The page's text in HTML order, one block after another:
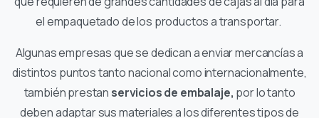
el empaquetado de los productos a transportar.
Algunas empresas que se dedican a enviar mercancías a
distintos puntos tanto nacional como internacionalmente,
también prestan servicios de embalaje, por lo tanto
deben adaptar sus materiales a los diferentes tipos de